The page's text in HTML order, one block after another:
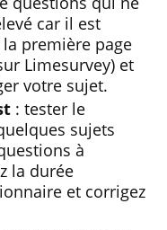
car il est
première page
Limesurvey) et
votre sujet.
: tester le
sujets
à
la durée
et corrigez